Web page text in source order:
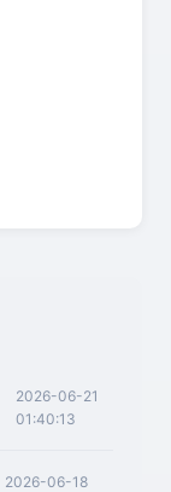
2026-06-21
01:40:13
2026-06-18